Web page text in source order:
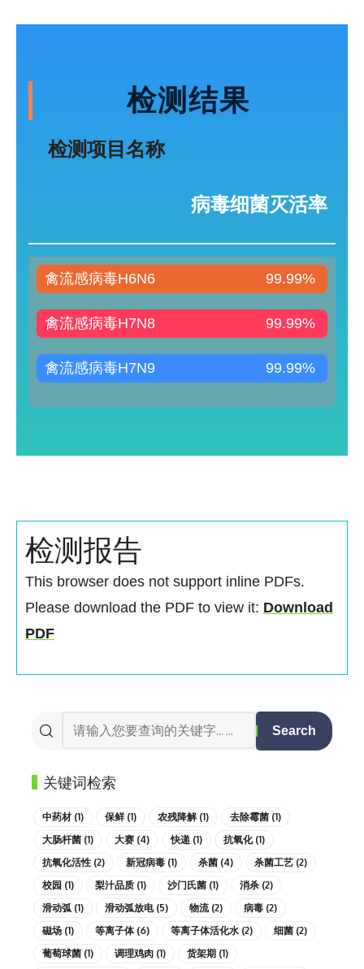
检测结果
检测项目名称
病毒细菌灭活率
禽流感病毒H6N6 99.99%
禽流感病毒H7N8 99.99%
禽流感病毒H7N9 99.99%
检测报告
This browser does not support inline PDFs.
Please download the PDF to view it: Download
PDF
关键词检索
中药材(1) 保鲜(1) 农残降解 (1) 去除霉菌 (1)
大肠杆菌 (1) 大赛 (4) 快递 (1) 抗氧化(1)
抗氧化活性 (2) 新冠病毒 (1) 杀菌 (4) 杀菌工艺 (2)
校园 (1) 梨汁品质 (1) 沙门氏菌 (1) 消杀 (2)
滑动弧 (1) 滑动弧放电(5) 物流(2) 病毒 (2)
磁场 (1) 等离子体(6) 等离子体活化水 (2) 细菌 (2)
葡萄球菌 (1) 调理鸡肉 (1) 货架期 (1)